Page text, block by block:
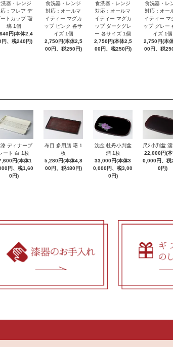
洗器・レンジ
：フレア デ
トカップ 瑠
璃 1個
円(本体2,4
円、税240円)
食洗器・レンジ
対応：オールマ
イティー マグカ
ップ ピンク 各サ
イズ 1個
2,750円(本体2,5
00円、税250円)
食洗器・レンジ
対応：オールマ
イティー マグカ
ップ ダークグレ
ー 各サイズ 1個
2,750円(本体2,5
00円、税250円)
食洗器・レ
対応：オー
イティー マ
ップ グレー
イズ 1個
2,750円(本
00円、税
ディナープ
ート 白 1枚
円(本体1
円、税1,60
0円)
布目 多用膳 曙 1
枚
5,280円(本体4,8
00円、税480円)
沈金 牡丹小判盆
溜 1枚
33,000円(本体3
0,000円、税3,00
0円)
尺2小判盆
22,000円(
0,000円、税
0円)